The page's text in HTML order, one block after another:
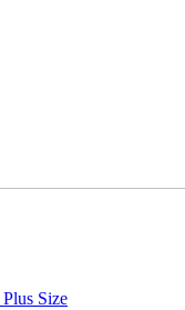
Plus Size